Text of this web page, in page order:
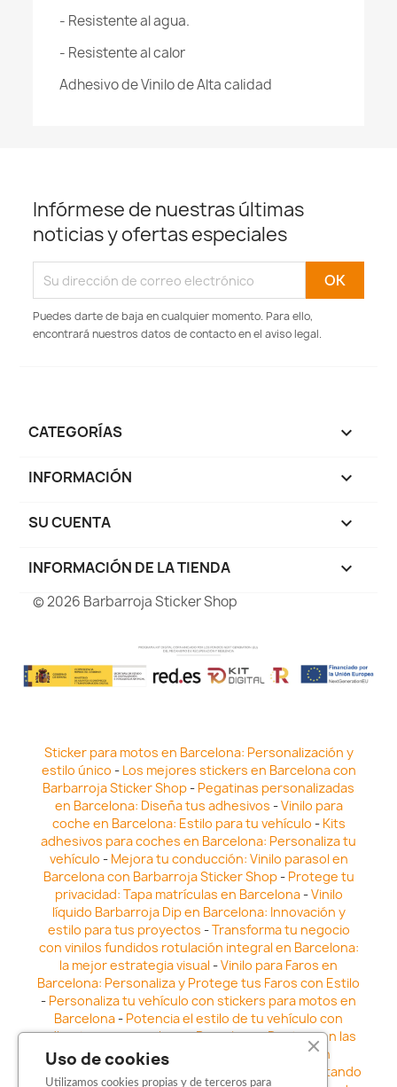
- Resistente al agua.
- Resistente al calor
Adhesivo de Vinilo de Alta calidad
Infórmese de nuestras últimas
noticias y ofertas especiales
Puedes darte de baja en cualquier momento. Para ello,
encontrará nuestros datos de contacto en el aviso legal.
CATEGORÍAS 
INFORMACIÓN 
SU CUENTA 
INFORMACIÓN DE LA TIENDA keyboard_arrow_down
© 2026 Barbarroja Sticker Shop
Sticker para motos en Barcelona: Personalización y
estilo único - Los mejores stickers en Barcelona con
Barbarroja Sticker Shop- Pegatinas personalizadas
en Barcelona: Diseña tus adhesivos -Vinilo para
coche en Barcelona: Estilo para tu vehículo - Kits
adhesivos para coches en Barcelona: Personaliza tu
vehículo - Mejora tu conducción: Vinilo parasol en
Barcelona con Barbarroja Sticker Shop- Protege tu
privacidad: Tapa matrículas en Barcelona-Vinilo
líquido Barbarroja Dip en Barcelona: Innovación y
estilo para tus proyectos -Transforma tu negocio
con vinilos fundidos rotulación integral en Barcelona:
la mejor estrategia visual -Vinilo para Faros en
Barcelona: Personaliza y Protege tus Faros con Estilo
- Personaliza tu vehículo con stickers para motos en
Barcelona- Potencia el estilo de tu vehículo con
adhesivos para coche en Barcelona-Destaca en las
calles: Los Mejores stickers para coches en
Vinilo para faros en Barcelona: Resaltando
Uso de cookies
Utilizamos cookies propias y de terceros para